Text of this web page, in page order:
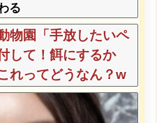
る
物園「手放したいペ
して！餌にするか
れってどうなん？w
w w w w